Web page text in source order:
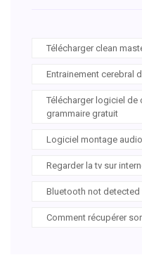
Télécharger clean
Entrainement cerebral
Télécharger logiciel
grammaire gratuit
Logiciel montage
Regarder la tv sur
Bluetooth not
Comment récupérer